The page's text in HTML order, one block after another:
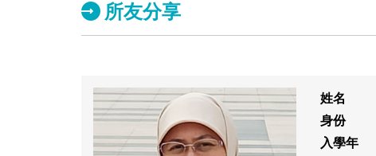
所友分享
姓名
身份
入學年